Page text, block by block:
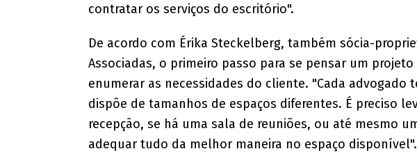
contratar os serviços do escritório".
De acordo com Érika Steckelberg, também sócia-
Associadas, o primeiro passo para se pensar um
enumerar as necessidades do cliente. "Cada advogado
dispõe de tamanhos de espaços diferentes. É preciso
recepção, se há uma sala de reuniões, ou até mesmo
adequar tudo da melhor maneira no espaço disponível".